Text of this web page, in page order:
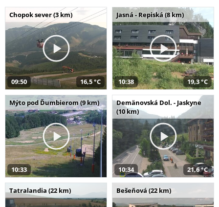
Chopok sever (3 km)
09:50 16,5 °C
Jasná - Repiská (8 km)
10:38 19,3 °C
Mýto pod Ďumbierom (9 km)
10:33
Demänovská Dol. - Jaskyne
(10 km)
10:34 21,6 °C
Tatralandia (22 km) Bešeňová (22 km)